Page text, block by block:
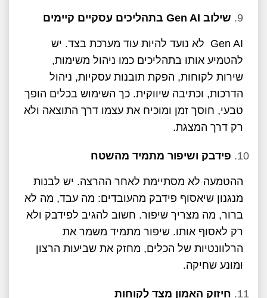
שילוב בתהליכים עסקיים קיימים
Gen AI לא נועד להיות עוד מערכת בצד. יש
להטמיע אותו בתהליכים כמו ניהול משימות,
שירות לקוחות, הפקת תובנות עסקיות, ניהול
הדרכות, וכתיבה שיווקית. כך השימוש בכלים הופך
טבעי, חוסך זמן ומוכיח את עצמו דרך התוצאה ולא
רק דרך המצגת.
פידבק ושיפור מתמיד מהשטח
ההטמעה לא מסתיימת לאחר ההרצה. יש לבנות
מנגנון שיאסוף פידבק מהעובדים: מה עבד, מה לא
ברור, מה מצריך שיפור. חשוב להגיב לפידבק ולא
רק לאסוף אותו. שיפור מתמיד משמר את
הרלוונטיות של הכלים, מחזק את שביעות הרצון
ומונע שחיקה.
חיזוק האמון מצד לקוחות